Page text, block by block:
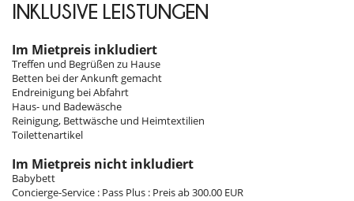
Level 2
sinks - Shower - Tumble dryer - Toilets
Bedroom: 1 x Double separable bed (180x200), TV - Ensuite bathroom:
Double sinks - Shower - Towel dryer
Indoors
Independent bathroom: Shower - Single washbasin
Movie theater
Fitness room
INKLUSIVE LEISTUNGEN
Im Mietpreis inkludiert
Treffen und Begrüßen zu Hause
Betten bei der Ankunft gemacht
Endreinigung bei Abfahrt
Haus- und Badewäsche
Reinigung, Bettwäsche und Heimtextilien
Toilettenartikel
Im Mietpreis nicht inkludiert
Babybett
Concierge-Service : Pass Plus : Preis ab 300.00 EUR